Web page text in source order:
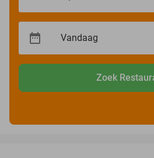
Zoek